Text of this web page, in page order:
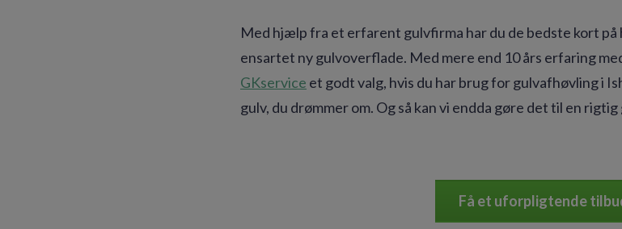
Med hjælp fra et erfarent gulvfirma har du de bedste kort på
ensartet ny gulvoverflade. Med mere end 10 års erfaring
GKservice et godt valg, hvis du har brug for gulvafhøvling i
gulv, du drømmer om. Og så kan vi endda gøre det til en rigtig
Få et uforpligtende